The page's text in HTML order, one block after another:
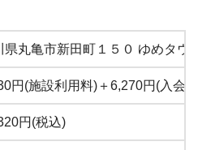
県丸亀市新田町１５０ ゆめタウ
円(施設利用料)＋6,270円(入
円(税込)